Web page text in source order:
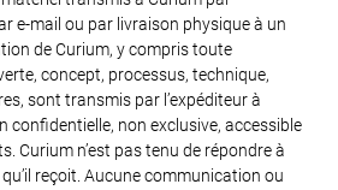
e-mail ou par livraison physique à un
de Curium, y compris toute
concept, processus, technique,
sont transmis par l’expéditeur à
confidentielle, non exclusive, accessible
Curium n’est pas tenu de répondre à
reçoit. Aucune communication ou